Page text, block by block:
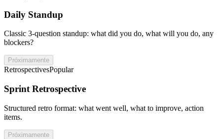
Daily Standup
Classic 3-question standup: what did you do, what will you do, any
blockers?
Próximamente
RetrospectivesPopular
Sprint Retrospective
Structured retro format: what went well, what to improve, action
items.
Próximamente